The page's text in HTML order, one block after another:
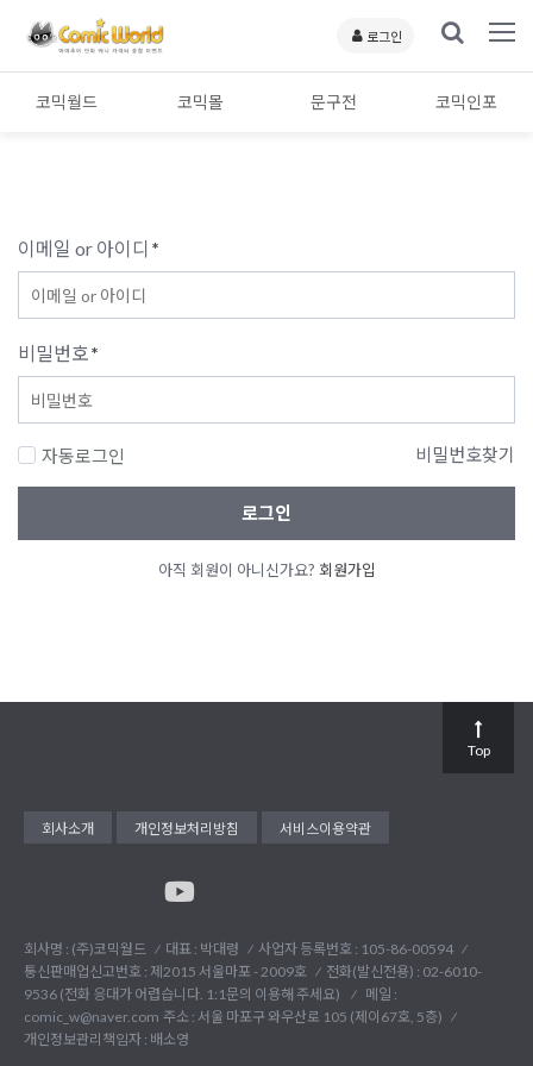
로그인
코믹월드 코믹몰 문구전 코믹인포
이메일 or 아이디 *
비밀번호*
자동로그인 비밀번호찾기
로그인
아직 회원이 아니신가요? 회원가입
회사소개 개인정보처리방침 서비스이용약관
회사명 : (주)코믹월드 대표 : 박대령
사업자 등록번호 : 105-86-00594
통신판매업신고번호 : 제2015 서울마포 - 2009호
전화(발신전용) : 02-6010-
9536 (전화 응대가 어렵습니다. 1:1문의 이용해 주세요)
메일 :
comic_w@naver.com 주소 : 서울 마포구 와우산로 105 (제이67호, 5층)
개인정보관리책임자 : 배소영
Top